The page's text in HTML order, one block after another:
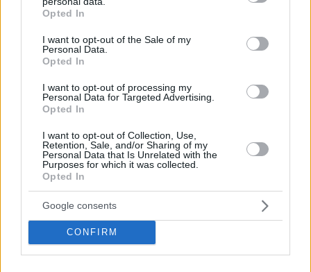
grant or deny consent to Google and its third-party tags to
use your data for below specified purposes in below Google
consent section.
Opted In
I want to opt-out of the Sale of my
Personal Data.
Opted In
I want to opt-out of processing my
Personal Data for Targeted Advertising.
Opted In
I want to opt-out of Collection, Use,
Retention, Sale, and/or Sharing of my
Personal Data that Is Unrelated with the
Purposes for which it was collected.
Opted In
Google consents
CONFIRM
Ελικόπτερο «πάρκαρε» στο Σαρακήνικο για να
κάνουν μπάνιο οι επιβάτες του, δείτε βίντεο
Οι τελευταίες μέρες της 49χρονης
TikToker που διαγνώστηκε με
Αλτσχάιμερ και επέλεξε την ιατρικώς
υποβοηθούμενη αυτοκτονία
09.08.2026, 12:07